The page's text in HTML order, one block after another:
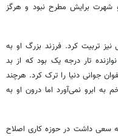
و شهرت برایش مطرح نبود و هرگز
تربیت کرد. فرزند بزرگ او به
تار درجه یک بود که از بد
جوانی دنیا را ترک کرد. هرچند
ابرو نمی‌آورد اما درون او به
داشت در حوزه کاری اصلاح